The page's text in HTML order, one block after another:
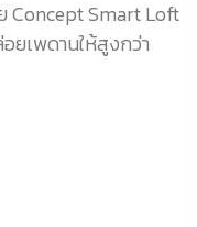
Concept Smart Loft
ยเพดานให้สูงกว่า